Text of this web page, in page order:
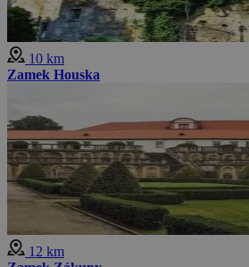
10 km
Zamek Houska
12 km